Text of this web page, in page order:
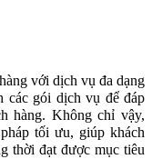
với dịch vụ đa dạng
các gói dịch vụ để đáp
hàng. Không chỉ vậy,
tối ưu, giúp khách
thời đạt được mục tiêu